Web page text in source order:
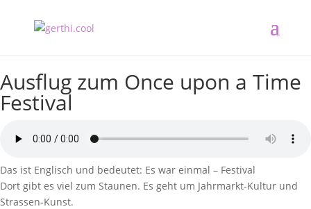
Ausflug zum Once upon a Time
Festival
Das ist Englisch und bedeutet: Es war einmal – Festival
Dort gibt es viel zum Staunen. Es geht um Jahrmarkt-Kultur und
Strassen-Kunst.